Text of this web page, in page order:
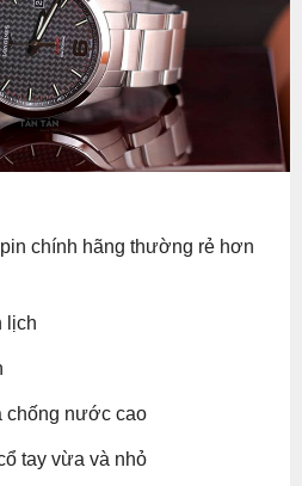
chính hãng thường rẻ hơn
lịch
chống nước cao
tay vừa và nhỏ